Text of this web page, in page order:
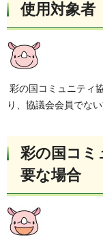
使用対象者
彩の国コミュニティ
り、協議会会員でな
彩の国コミ
要な場合